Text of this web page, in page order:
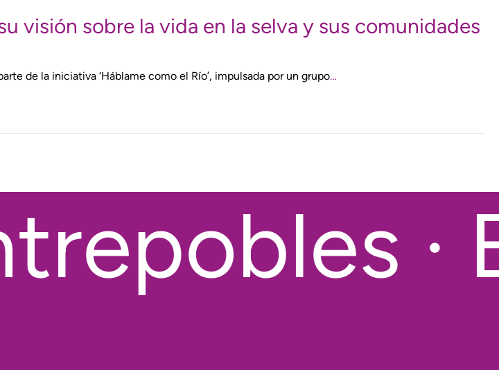
visión sobre la vida en la selva y sus comunidades
de la iniciativa ‘Háblame como el Río’, impulsada por un grupo…
·